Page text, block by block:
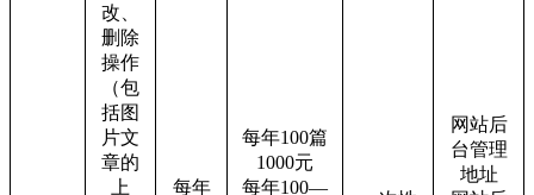
改、
删除
操作
（包
括图
片文
章的
上
每年
每年100篇
1000元
每年100—
网站后
台管理
地址